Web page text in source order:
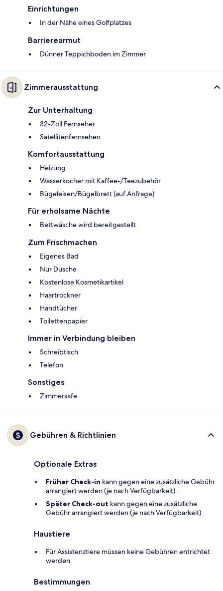
Einrichtungen
In der Nähe eines Golfplatzes
Barrierearmut
Dünner Teppichboden im Zimmer
Zimmerausstattung
Zur Unterhaltung
32-Zoll Fernseher
Satellitenfernsehen
Komfortausstattung
Heizung
Wasserkocher mit Kaffee-/Teezubehör
Bügeleisen/Bügelbrett (auf Anfrage)
Für erholsame Nächte
Bettwäsche wird bereitgestellt
Zum Frischmachen
Eigenes Bad
Nur Dusche
Kostenlose Kosmetikartikel
Haartrockner
Handtücher
Toilettenpapier
Immer in Verbindung bleiben
Schreibtisch
Telefon
Sonstiges
Zimmersafe
Gebühren & Richtlinien
Optionale Extras
Früher Check-in kann gegen eine zusätzliche Gebühr
arrangiert werden (je nach Verfügbarkeit).
Später Check-out kann gegen eine zusätzliche
Gebühr arrangiert werden (je nach Verfügbarkeit).
Haustiere
Für Assistenztiere müssen keine Gebühren entrichtet
werden
Bestimmungen